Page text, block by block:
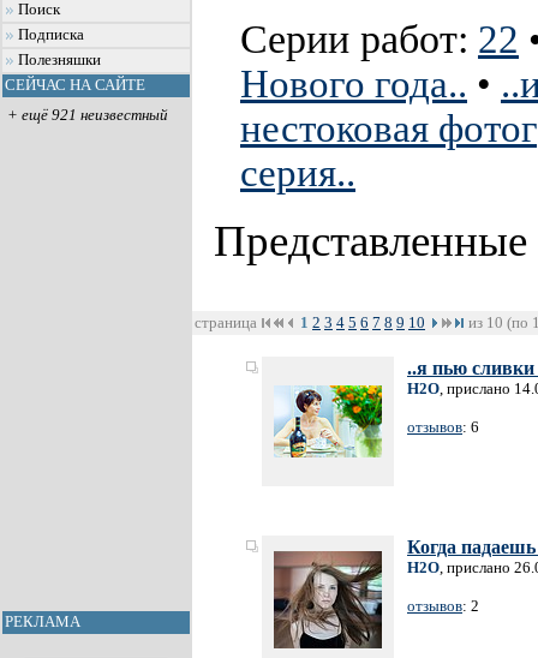
Поиск
Подписка
Полезняшки
СЕЙЧАС НА САЙТЕ
+ ещё 921 неизвестный
РЕКЛАМА
Серии работ: 22
Нового года.. •
нестоковая
серия..
страница 1 2 3 4 5 6 7 8 9 10 из 10 (по
..я пью сливки
H2O, прислано
отзывов: 6
Когда
H2O, прислано
отзывов: 2